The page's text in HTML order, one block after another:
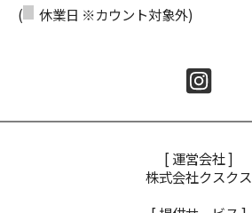
( 休業日 ※カウント対象外)
[ 運営会社 ]
株式会社クスクス